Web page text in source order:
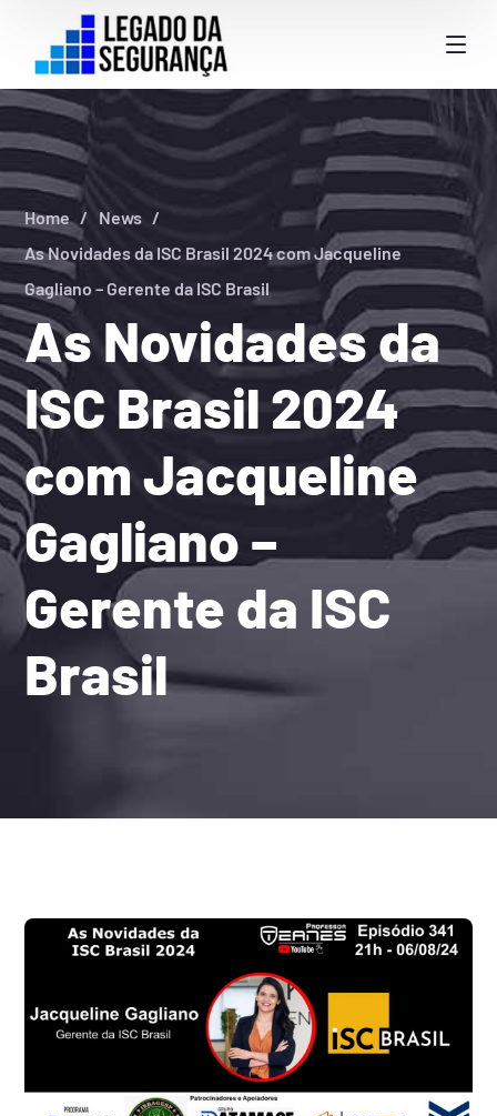
As Novidades da
ISC Brasil 2024
com Jacqueline
Gagliano –
Gerente da ISC
Brasil
Home
News
As Novidades da ISC Brasil 2024 com Jacqueline
Gagliano – Gerente da ISC Brasil